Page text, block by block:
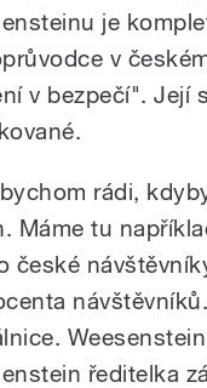
je
v
v bezpečí". Její
rádi,
Máme tu
české
ředitelka